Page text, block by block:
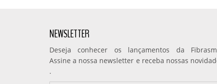
NEWSLETTER
Deseja conhecer os lançamentos da
Assine a nossa newsletter e receba nossas
.